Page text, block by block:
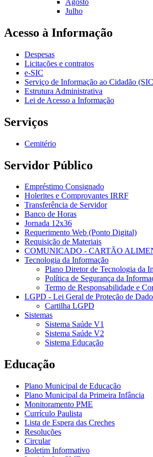
Agosto
Julho
Acesso à Informação
Despesas
Licitações e contratos
e-SIC
Serviço de Informação ao Cidadão
Estrutura Administrativa
Lei de Acesso a Informação
Serviços
Cemitério
Servidor Público
Empréstimo Consignado
Holerites e Comprovantes IRRF
Transferência de Servidor
Banco de Horas
Jornada 12x36
Requerimento Web (Ponto Digital)
Requisição de Materiais
COMUNICADO - CARTÃO
Tecnologia da Informação
Plano Diretor de Tecnologia da
Política de Segurança da
Termo de Responsabilidade e
LGPD - Lei Geral de Proteção de
Cartilha LGPD
Sistemas
Sistema Saúde V1
Sistema Saúde V2
Sistema Educação
Educação
Plano Municipal de Educação
Plano Municipal da Primeira Infância
Monitoramento PME
Currículo Paulista
Lista de Espera das Creches
Resoluções
Circular
Boletim Informativo